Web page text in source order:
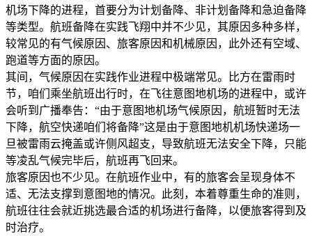
机场下降的进程，首要分为计划备降、非计划备降和急迫备降
等类型。航班备降在实践飞翔中并不少见，其原因多种多样，
较常见的有气候原因、旅客原因和机械原因，此外还有空域、
跑道等方面的原因。
其间，气候原因在实践作业进程中极端常见。比方在雷雨时
节，咱们乘坐航班出行时，在飞往意图地机场的进程中，或许
会听到广播奉告：“由于意图地机场气候原因，航班暂时无法
下降，航空快递咱们将备降”这是由于意图地机机场快递场一
旦被雷雨云掩盖或许侧风超支，导致航班无法安全下降，只能
等凌乱气候完毕后，航班再飞回来。
旅客原因也不少见。在航班作业中，有的旅客会呈现身体不
适、无法支撑到意图地的情况。此刻，本着尊重生命的准则，
航班往往会就近挑选最合适的机场进行备降，以便旅客得到及
时治疗。